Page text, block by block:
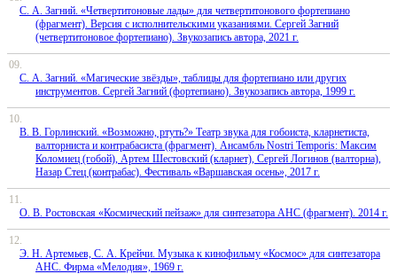
С. А. Загний. «Четвертитоновые лады» для четвертитонового фортепиано
(фрагмент). Версия с исполнительскими указаниями. Сергей Загний
(четвертитоновое фортепиано). Звукозапись автора, 2021 г.
С. А. Загний. «Магические звёзды», таблицы для фортепиано или других
инструментов. Сергей Загний (фортепиано). Звукозапись автора, 1999 г.
В. В. Горлинский. «Возможно, ртуть?» Театр звука для гобоиста, кларнетиста,
валторниста и контрабасиста (фрагмент). Ансамбль Nostri Temporis: Максим
Коломиец (гобой), Артем Шестовский (кларнет), Сергей Логинов (валторна),
Назар Стец (контрабас). Фестиваль «Варшавская осень», 2017 г.
О. В. Ростовская «Космический пейзаж» для синтезатора АНС (фрагмент). 2014 г.
Э. Н. Артемьев, С. А. Крейчи. Музыка к кинофильму «Космос» для синтезатора
АНС. Фирма «Мелодия», 1969 г.